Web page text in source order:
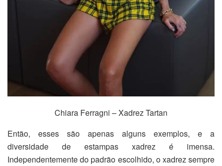
Chiara Ferragni – Xadrez Tartan
Então, esses são apenas alguns exemplos, e a
diversidade de estampas xadrez é imensa.
Independentemente do padrão escolhido, o xadrez sempre